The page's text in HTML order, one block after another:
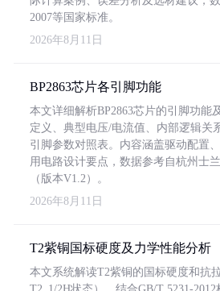
2007等国家标准。
2026年8月11日
BP2863芯片各引脚功能
本文详细解析BP2863芯片的引脚功能
定义、典型电压/电流值、内部逻辑关
引脚参数对照表。内容涵盖驱动配置
用电路设计要点，数据参考自杭州士
（版本V1.2）。
2026年8月11日
T2紫铜国标硬度及力学性能分析
本文系统解读T2紫铜的国标硬度和抗